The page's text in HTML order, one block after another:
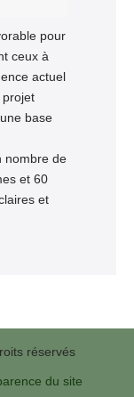
pour
ceux à
actuel
base
nombre de
et 60
et
réservés
du site